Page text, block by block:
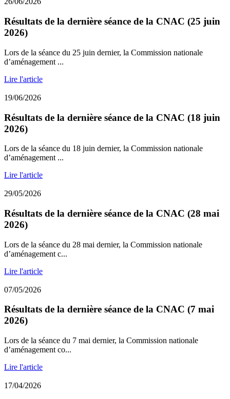
Résultats de la dernière séance de la CNAC (25 juin
2026)
Lors de la séance du 25 juin dernier, la Commission nationale
d’aménagement ...
Lire l'article
19/06/2026
Résultats de la dernière séance de la CNAC (18 juin
2026)
Lors de la séance du 18 juin dernier, la Commission nationale
d’aménagement ...
Lire l'article
29/05/2026
Résultats de la dernière séance de la CNAC (28 mai
2026)
Lors de la séance du 28 mai dernier, la Commission nationale
d’aménagement c...
Lire l'article
07/05/2026
Résultats de la dernière séance de la CNAC (7 mai
2026)
Lors de la séance du 7 mai dernier, la Commission nationale
d’aménagement co...
Lire l'article
17/04/2026